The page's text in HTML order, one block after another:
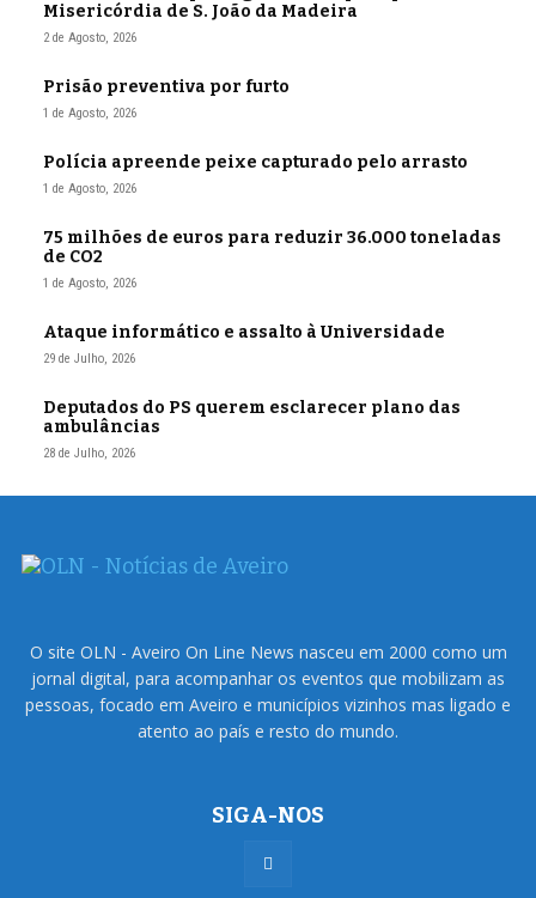
Misericórdia de S. João da Madeira
2 de Agosto, 2026
Prisão preventiva por furto
1 de Agosto, 2026
Polícia apreende peixe capturado pelo arrasto
1 de Agosto, 2026
75 milhões de euros para reduzir 36.000 toneladas
de CO2
1 de Agosto, 2026
Ataque informático e assalto à Universidade
29 de Julho, 2026
Deputados do PS querem esclarecer plano das
ambulâncias
28 de Julho, 2026
O site OLN - Aveiro On Line News nasceu em 2000 como um
jornal digital, para acompanhar os eventos que mobilizam as
pessoas, focado em Aveiro e municípios vizinhos mas ligado e
atento ao país e resto do mundo.
SIGA-NOS